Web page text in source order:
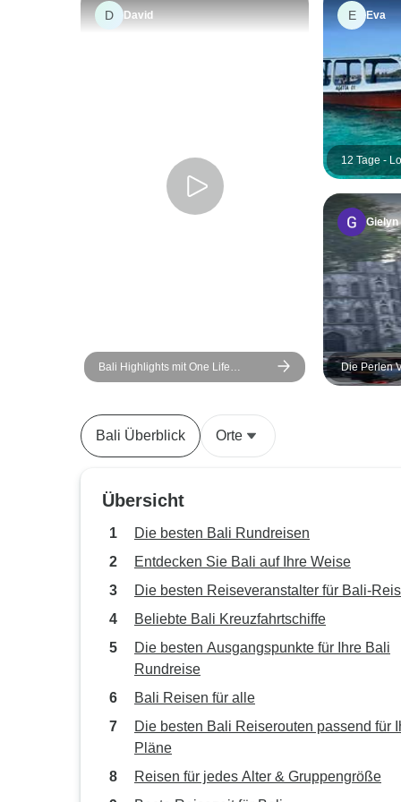
D David
Bali Highlights mit One Life
Adventures 12 Tage
E Eva
12 Tage -
Gielyn
Die Perlen
Tage
Bali Überblick Orte
Übersicht
Die besten Bali Rundreisen
Entdecken Sie Bali auf Ihre Weise
Die besten Reiseveranstalter für Bali-
Beliebte Bali Kreuzfahrtschiffe
Die besten Ausgangspunkte für Ihre Bali
Rundreise
Bali Reisen für alle
Die besten Bali Reiserouten passend für
Pläne
Reisen für jedes Alter & Gruppengröße